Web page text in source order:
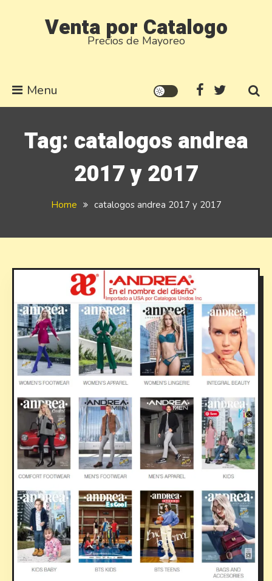
Venta por Catalogo
Precios de Mayoreo
Menu
Tag: catalogos andrea
2017 y 2017
Home catalogos andrea 2017 y 2017